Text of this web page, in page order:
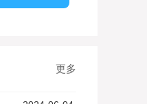
更多